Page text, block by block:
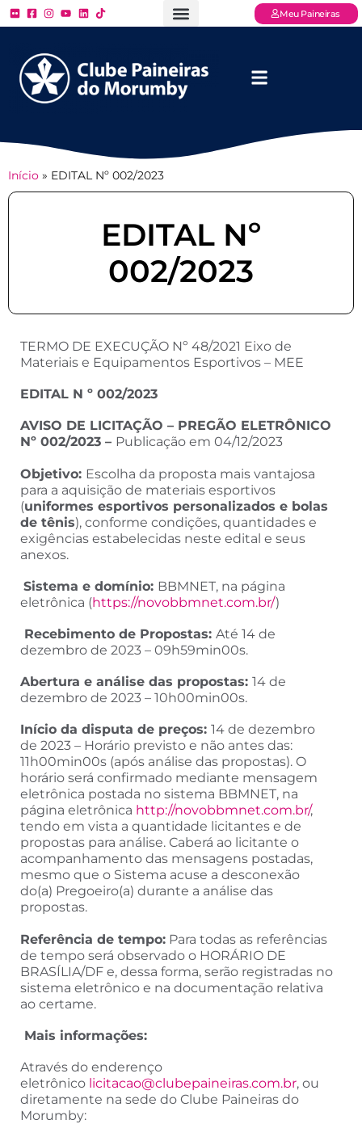
Meu Paineiras
Início » EDITAL Nº 002/2023
EDITAL Nº
002/2023
TERMO DE EXECUÇÃO Nº 48/2021 Eixo de
Materiais e Equipamentos Esportivos – MEE
EDITAL N º 002/2023
AVISO DE LICITAÇÃO – PREGÃO ELETRÔNICO
Nº 002/2023 – Publicação em 04/12/2023
Objetivo: Escolha da proposta mais vantajosa
para a aquisição de materiais esportivos
(uniformes esportivos personalizados e bolas
de tênis), conforme condições, quantidades e
exigências estabelecidas neste edital e seus
anexos.
Sistema e domínio: BBMNET, na página
eletrônica (https://novobbmnet.com.br/)
Recebimento de Propostas: Até 14 de
dezembro de 2023 ­­– 09h59min00s.
Abertura e análise das propostas: 14 de
dezembro de 2023 – 10h00min00s.
Início da disputa de preços: 14 de dezembro
de 2023 – Horário previsto e não antes das:
11h00min00s (após análise das propostas). O
horário será confirmado mediante mensagem
eletrônica postada no sistema BBMNET, na
página eletrônica http://novobbmnet.com.br/,
tendo em vista a quantidade licitantes e de
propostas para análise. Caberá ao licitante o
acompanhamento das mensagens postadas,
mesmo que o Sistema acuse a desconexão
do(a) Pregoeiro(a) durante a análise das
propostas.
Referência de tempo: Para todas as referências
de tempo será observado o HORÁRIO DE
BRASÍLIA/DF e, dessa forma, serão registradas no
sistema eletrônico e na documentação relativa
ao certame.
Mais informações:
Através do enderenço
eletrônico licitacao@clubepaineiras.com.br, ou
diretamente na sede do Clube Paineiras do
Morumby: